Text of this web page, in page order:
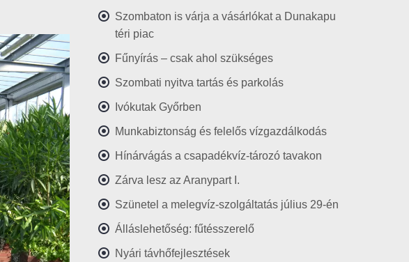
Szombaton is várja a vásárlókat a Dunakapu
téri piac
Fűnyírás – csak ahol szükséges
Szombati nyitva tartás és parkolás
Ivókutak Győrben
Munkabiztonság és felelős vízgazdálkodás
Hínárvágás a csapadékvíz-tározó tavakon
Zárva lesz az Aranypart I.
Szünetel a melegvíz-szolgáltatás július 29-én
Álláslehetőség: fűtésszerelő
Nyári távhőfejlesztések